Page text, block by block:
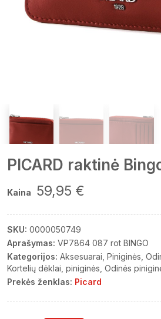
PICARD raktinė
Kaina 59,95 €
SKU: 0000050749
Aprašymas: VP7864 087 rot BINGO
Kategorijos: Aksesuarai Piniginės
Kortelių dėklai, piniginės Odinės
Prekės ženklas: Picard